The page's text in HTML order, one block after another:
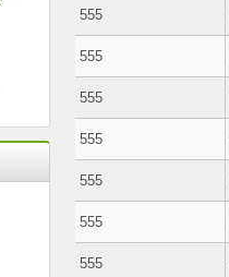
555
555
555
555
555
555
555